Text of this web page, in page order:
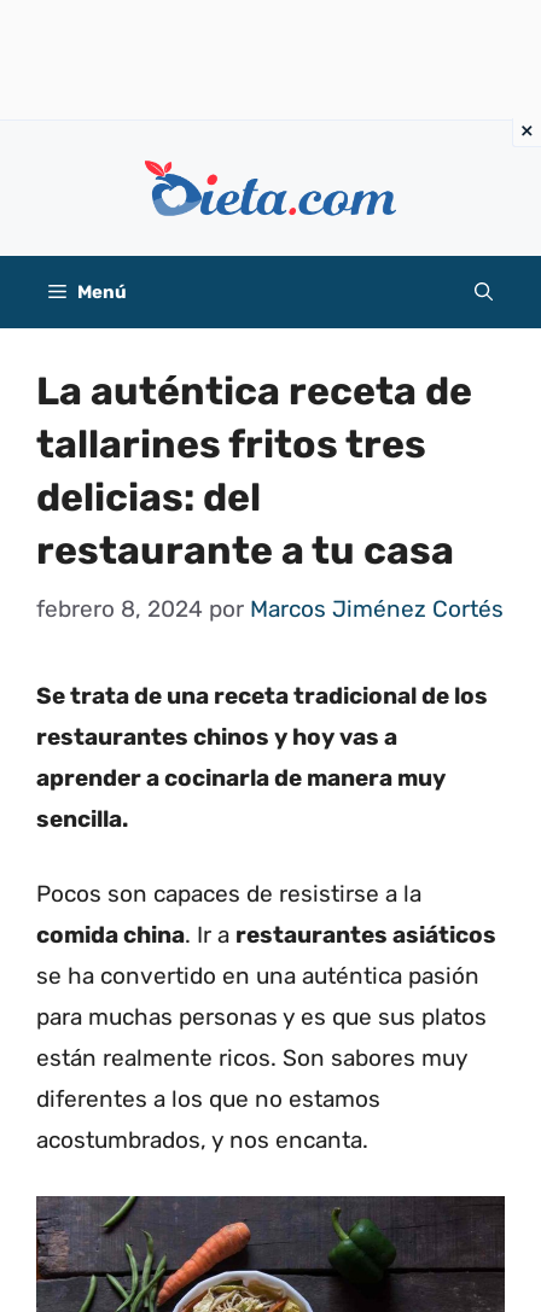
Menú
La auténtica receta de
tallarines fritos tres
delicias: del
restaurante a tu casa
febrero 8, 2024 por Marcos Jiménez Cortés
Se trata de una receta tradicional de los
restaurantes chinos y hoy vas a
aprender a cocinarla de manera muy
sencilla.
Pocos son capaces de resistirse a la
comida china. Ir a restaurantes asiáticos
se ha convertido en una auténtica pasión
para muchas personas y es que sus platos
están realmente ricos. Son sabores muy
diferentes a los que no estamos
acostumbrados, y nos encanta.